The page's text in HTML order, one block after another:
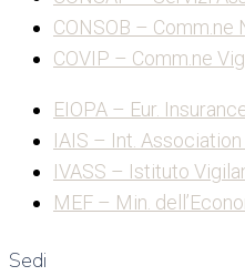
CONSOB – Comm.ne
COVIP – Comm.ne
EIOPA – Eur.
IAIS – Int.
IVASS – Istituto
MEF – Min.
Sedi